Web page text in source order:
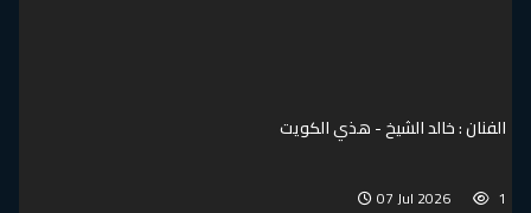
الفنان : خالد الشيخ - هذي الكويت
07 Jul 2026